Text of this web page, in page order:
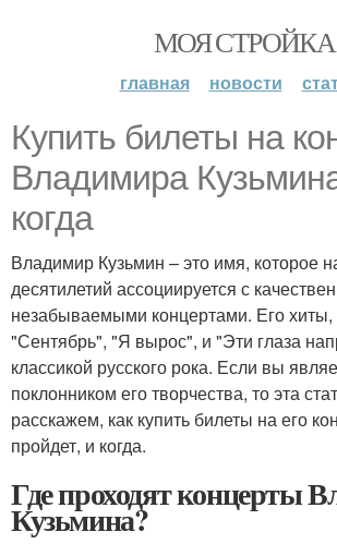
МОЯ СТРОЙКА
главная новости
Купить билеты на
Владимира
когда
Владимир Кузьмин – это имя, которое
десятилетий ассоциируется с
незабываемыми концертами. Его хиты,
"Сентябрь", "Я вырос", и "Эти глаза
классикой русского рока. Если вы
поклонником его творчества, то эта
расскажем, как купить билеты на его
пройдет, и когда.
Где проходят концерты
Кузьмина?